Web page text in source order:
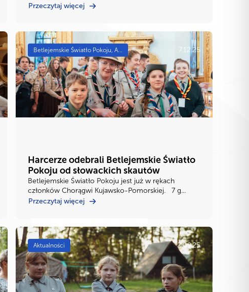
Przeczytaj więcej
Betlejemskie Światło Pokoju, A... 7.12.25
Harcerze odebrali Betlejemskie Światło
Pokoju od słowackich skautów
Betlejemskie Światło Pokoju jest już w rękach
członków Chorągwi Kujawsko-Pomorskiej. 7 g...
Przeczytaj więcej
Aktualności 2.09.25